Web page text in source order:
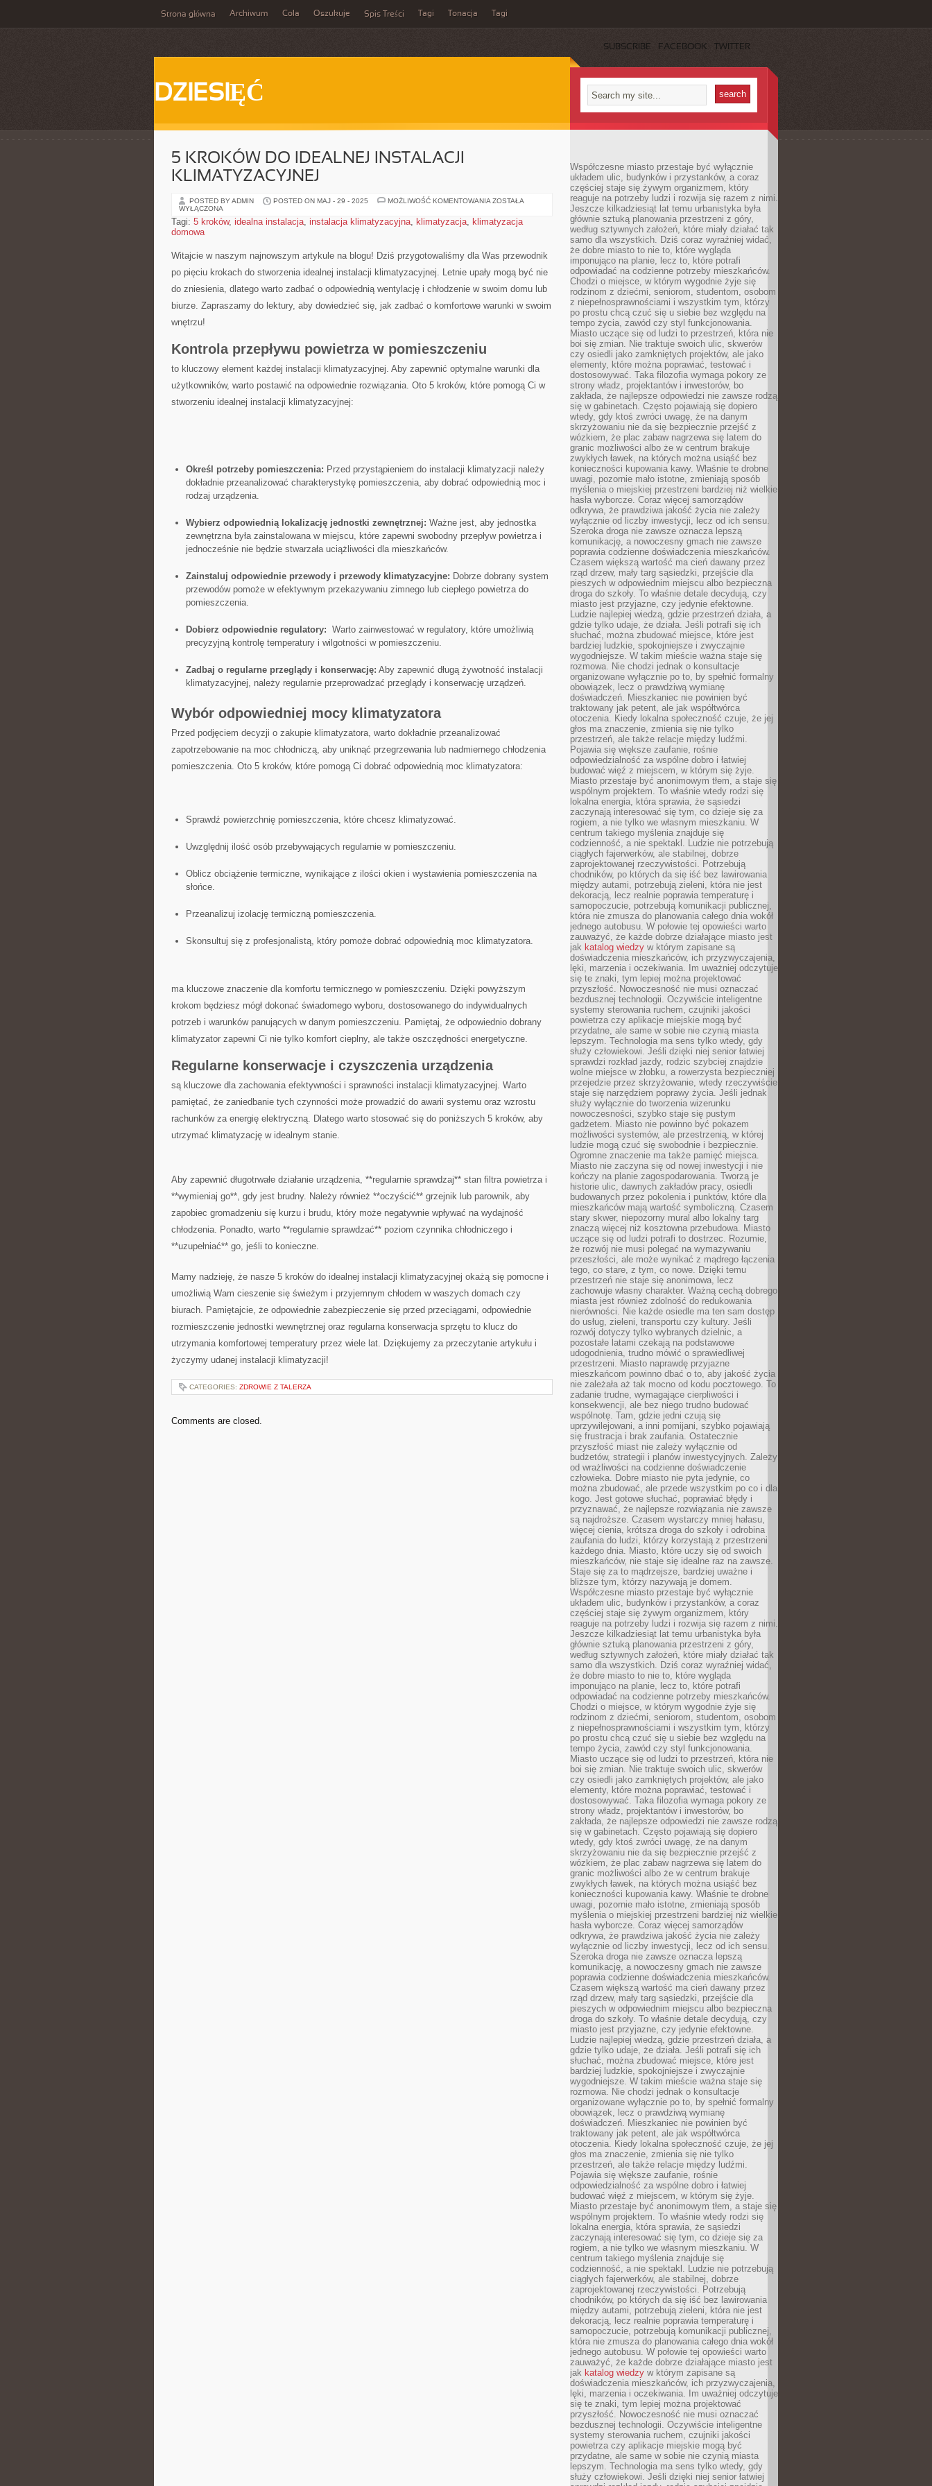
Strona główna Archiwum Cola Oszukuje Spis Treści Tagi Tonacja Tagi
SUBSCRIBE FACEBOOK TWITTER
DZIESIĘĆ
5 KROKÓW DO IDEALNEJ INSTALACJI
KLIMATYZACYJNEJ
POSTED BY ADMIN POSTED ON MAJ - 29 - 2025 MOŻLIWOŚĆ KOMENTOWANIA 5
IDEALNEJ
ZOSTAŁA
WYŁĄCZONA
Tagi: 5 kroków, idealna instalacja, instalacja klimatyzacyjna, klimatyzacja, klimatyzacja
domowa
Witajcie w naszym ​najnowszym artykule na blogu! Dziś⁤ przygotowaliśmy dla Was przewodnik
po pięciu krokach do stworzenia idealnej instalacji klimatyzacyjnej. Letnie ⁢upały mogą być nie⁣
do zniesienia, dlatego warto zadbać o odpowiednią wentylację i chłodzenie w swoim domu lub
biurze. Zapraszamy do lektury,⁢ aby dowiedzieć ​się, jak zadbać o komfortowe warunki w⁢ swoim
wnętrzu!
Kontrola przepływu powietrza w pomieszczeniu
⁢to kluczowy ⁣element każdej instalacji klimatyzacyjnej. Aby​ zapewnić optymalne⁢ warunki dla
użytkowników, warto postawić na odpowiednie rozwiązania. Oto‍ 5 kroków,‍ które pomogą Ci w
stworzeniu idealnej instalacji klimatyzacyjnej:
Określ ‍potrzeby pomieszczenia: Przed przystąpieniem do instalacji klimatyzacji ⁤należy
dokładnie przeanalizować charakterystykę pomieszczenia, aby dobrać odpowiednią moc⁢ i
rodzaj urządzenia.
Wybierz​ odpowiednią lokalizację jednostki zewnętrznej: Ważne jest, aby jednostka
zewnętrzna ‍była zainstalowana w miejscu, które ⁢zapewni swobodny przepływ powietrza i
jednocześnie nie będzie stwarzała uciążliwości dla mieszkańców.
Zainstaluj odpowiednie przewody i przewody klimatyzacyjne: Dobrze⁢ dobrany system
przewodów pomoże⁣ w efektywnym przekazywaniu zimnego lub ​ciepłego powietrza do
pomieszczenia.
Dobierz odpowiednie regulatory: ‍ Warto zainwestować w regulatory, które umożliwią
precyzyjną kontrolę ‌temperatury i wilgotności w⁤ pomieszczeniu.
Zadbaj⁣ o regularne przeglądy i konserwację: Aby zapewnić długą żywotność instalacji
klimatyzacyjnej, należy regularnie przeprowadzać‌ przeglądy i konserwację urządzeń.
Wybór odpowiedniej⁤ mocy‌ klimatyzatora
Przed podjęciem decyzji o zakupie klimatyzatora, warto dokładnie przeanalizować
⁤zapotrzebowanie na moc chłodniczą, ‌aby ​uniknąć ​przegrzewania lub nadmiernego​ chłodzenia
pomieszczenia.⁢ Oto 5 kroków, które ‍pomogą Ci dobrać odpowiednią​ moc klimatyzatora:
Sprawdź powierzchnię pomieszczenia, które chcesz klimatyzować.
Uwzględnij ilość osób przebywających regularnie w pomieszczeniu.
Oblicz obciążenie termiczne, wynikające z ilości okien i wystawienia pomieszczenia​ na
słońce.
Przeanalizuj izolację termiczną pomieszczenia.
Skonsultuj się z⁤ profesjonalistą, który pomoże dobrać odpowiednią ‌moc klimatyzatora.
ma kluczowe znaczenie dla komfortu termicznego ⁢w pomieszczeniu. Dzięki powyższym
krokom będziesz mógł dokonać⁢ świadomego ​wyboru, dostosowanego do indywidualnych
⁤potrzeb ​i warunków panujących w danym pomieszczeniu. Pamiętaj, że odpowiednio ⁤dobrany
⁢klimatyzator zapewni Ci ‍nie ‌tylko komfort cieplny, ale także oszczędności energetyczne.
Regularne konserwacje i czyszczenia ‌urządzenia
są ‍kluczowe⁢ dla zachowania efektywności i sprawności instalacji klimatyzacyjnej. Warto
pamiętać, ‌że zaniedbanie tych czynności może prowadzić do awarii systemu oraz wzrostu
rachunków⁢ za energię elektryczną. Dlatego warto⁢ stosować się do poniższych 5 kroków, aby
utrzymać klimatyzację w idealnym stanie.
Aby zapewnić długotrwałe⁣ działanie urządzenia,⁣ **regularnie sprawdzaj** stan filtra powietrza i
⁢**wymieniaj go**, gdy jest brudny. Należy również **oczyścić** grzejnik lub parownik, aby
zapobiec gromadzeniu⁤ się ‌kurzu i brudu,⁢ który może negatywnie wpływać na wydajność
chłodzenia. Ponadto, warto **regularnie sprawdzać** poziom czynnika chłodniczego i
‌**uzupełniać** go, ​jeśli to konieczne.
Mamy nadzieję, że nasze 5 kroków ​do idealnej instalacji⁤ klimatyzacyjnej⁤ okażą się‍ pomocne​ i
umożliwią⁤ Wam cieszenie⁤ się świeżym i przyjemnym chłodem w waszych domach​ czy
biurach. Pamiętajcie, że odpowiednie zabezpieczenie się przed przeciągami, odpowiednie
rozmieszczenie jednostki wewnętrznej oraz⁣ regularna konserwacja sprzętu to klucz do
utrzymania komfortowej ⁢temperatury ​przez wiele lat.‍ Dziękujemy ‌za przeczytanie artykułu i
życzymy udanej instalacji klimatyzacji!
CATEGORIES: ZDROWIE Z TALERZA
Comments are closed.
Współczesne miasto przestaje być wyłącznie
układem ulic, budynków i przystanków, a coraz
częściej staje się żywym organizmem, który
reaguje na potrzeby ludzi i rozwija się razem z nimi.
Jeszcze kilkadziesiąt lat temu urbanistyka była
głównie sztuką planowania przestrzeni z góry,
według sztywnych założeń, które miały działać tak
samo dla wszystkich. Dziś coraz wyraźniej widać,
że dobre miasto to nie to, które wygląda
imponująco na planie, lecz to, które potrafi
odpowiadać na codzienne potrzeby mieszkańców.
Chodzi o miejsce, w którym wygodnie żyje się
rodzinom z dziećmi, seniorom, studentom, osobom
z niepełnosprawnościami i wszystkim tym, którzy
po prostu chcą czuć się u siebie bez względu na
tempo życia, zawód czy styl funkcjonowania.
Miasto uczące się od ludzi to przestrzeń, która nie
boi się zmian. Nie traktuje swoich ulic, skwerów
czy osiedli jako zamkniętych projektów, ale jako
elementy, które można poprawiać, testować i
dostosowywać. Taka filozofia wymaga pokory ze
strony władz, projektantów i inwestorów, bo
zakłada, że najlepsze odpowiedzi nie zawsze rodzą
się w gabinetach. Często pojawiają się dopiero
wtedy, gdy ktoś zwróci uwagę, że na danym
skrzyżowaniu nie da się bezpiecznie przejść z
wózkiem, że plac zabaw nagrzewa się latem do
granic możliwości albo że w centrum brakuje
zwykłych ławek, na których można usiąść bez
konieczności kupowania kawy. Właśnie te drobne
uwagi, pozornie mało istotne, zmieniają sposób
myślenia o miejskiej przestrzeni bardziej niż wielkie
hasła wyborcze. Coraz więcej samorządów
odkrywa, że prawdziwa jakość życia nie zależy
wyłącznie od liczby inwestycji, lecz od ich sensu.
Szeroka droga nie zawsze oznacza lepszą
komunikację, a nowoczesny gmach nie zawsze
poprawia codzienne doświadczenia mieszkańców.
Czasem większą wartość ma cień dawany przez
rząd drzew, mały targ sąsiedzki, przejście dla
pieszych w odpowiednim miejscu albo bezpieczna
droga do szkoły. To właśnie detale decydują, czy
miasto jest przyjazne, czy jedynie efektowne.
Ludzie najlepiej wiedzą, gdzie przestrzeń działa, a
gdzie tylko udaje, że działa. Jeśli potrafi się ich
słuchać, można zbudować miejsce, które jest
bardziej ludzkie, spokojniejsze i zwyczajnie
wygodniejsze. W takim mieście ważna staje się
rozmowa. Nie chodzi jednak o konsultacje
organizowane wyłącznie po to, by spełnić formalny
obowiązek, lecz o prawdziwą wymianę
doświadczeń. Mieszkaniec nie powinien być
traktowany jak petent, ale jak współtwórca
otoczenia. Kiedy lokalna społeczność czuje, że jej
głos ma znaczenie, zmienia się nie tylko
przestrzeń, ale także relacje między ludźmi.
Pojawia się większe zaufanie, rośnie
odpowiedzialność za wspólne dobro i łatwiej
budować więź z miejscem, w którym się żyje.
Miasto przestaje być anonimowym tłem, a staje się
wspólnym projektem. To właśnie wtedy rodzi się
lokalna energia, która sprawia, że sąsiedzi
zaczynają interesować się tym, co dzieje się za
rogiem, a nie tylko we własnym mieszkaniu. W
centrum takiego myślenia znajduje się
codzienność, a nie spektakl. Ludzie nie potrzebują
ciągłych fajerwerków, ale stabilnej, dobrze
zaprojektowanej rzeczywistości. Potrzebują
chodników, po których da się iść bez lawirowania
między autami, potrzebują zieleni, która nie jest
dekoracją, lecz realnie poprawia temperaturę i
samopoczucie, potrzebują komunikacji publicznej,
która nie zmusza do planowania całego dnia wokół
jednego autobusu. W połowie tej opowieści warto
zauważyć, że każde dobrze działające miasto jest
jak katalog wiedzy w którym zapisane są
doświadczenia mieszkańców, ich przyzwyczajenia,
lęki, marzenia i oczekiwania. Im uważniej odczytuje
się te znaki, tym lepiej można projektować
przyszłość. Nowoczesność nie musi oznaczać
bezdusznej technologii. Oczywiście inteligentne
systemy sterowania ruchem, czujniki jakości
powietrza czy aplikacje miejskie mogą być
przydatne, ale same w sobie nie czynią miasta
lepszym. Technologia ma sens tylko wtedy, gdy
służy człowiekowi. Jeśli dzięki niej senior łatwiej
sprawdzi rozkład jazdy, rodzic szybciej znajdzie
wolne miejsce w żłobku, a rowerzysta bezpieczniej
przejedzie przez skrzyżowanie, wtedy rzeczywiście
staje się narzędziem poprawy życia. Jeśli jednak
służy wyłącznie do tworzenia wizerunku
nowoczesności, szybko staje się pustym
gadżetem. Miasto nie powinno być pokazem
możliwości systemów, ale przestrzenią, w której
ludzie mogą czuć się swobodnie i bezpiecznie.
Ogromne znaczenie ma także pamięć miejsca.
Miasto nie zaczyna się od nowej inwestycji i nie
kończy na planie zagospodarowania. Tworzą je
historie ulic, dawnych zakładów pracy, osiedli
budowanych przez pokolenia i punktów, które dla
mieszkańców mają wartość symboliczną. Czasem
stary skwer, niepozorny mural albo lokalny targ
znaczą więcej niż kosztowna przebudowa. Miasto
uczące się od ludzi potrafi to dostrzec. Rozumie,
że rozwój nie musi polegać na wymazywaniu
przeszłości, ale może wynikać z mądrego łączenia
tego, co stare, z tym, co nowe. Dzięki temu
przestrzeń nie staje się anonimowa, lecz
zachowuje własny charakter. Ważną cechą dobrego
miasta jest również zdolność do redukowania
nierówności. Nie każde osiedle ma ten sam dostęp
do usług, zieleni, transportu czy kultury. Jeśli
rozwój dotyczy tylko wybranych dzielnic, a
pozostałe latami czekają na podstawowe
udogodnienia, trudno mówić o sprawiedliwej
przestrzeni. Miasto naprawdę przyjazne
mieszkańcom powinno dbać o to, aby jakość życia
nie zależała aż tak mocno od kodu pocztowego. To
zadanie trudne, wymagające cierpliwości i
konsekwencji, ale bez niego trudno budować
wspólnotę. Tam, gdzie jedni czują się
uprzywilejowani, a inni pomijani, szybko pojawiają
się frustracja i brak zaufania. Ostatecznie
przyszłość miast nie zależy wyłącznie od
budżetów, strategii i planów inwestycyjnych. Zależy
od wrażliwości na codzienne doświadczenie
człowieka. Dobre miasto nie pyta jedynie, co
można zbudować, ale przede wszystkim po co i dla
kogo. Jest gotowe słuchać, poprawiać błędy i
przyznawać, że najlepsze rozwiązania nie zawsze
są najdroższe. Czasem wystarczy mniej hałasu,
więcej cienia, krótsza droga do szkoły i odrobina
zaufania do ludzi, którzy korzystają z przestrzeni
każdego dnia. Miasto, które uczy się od swoich
mieszkańców, nie staje się idealne raz na zawsze.
Staje się za to mądrzejsze, bardziej uważne i
bliższe tym, którzy nazywają je domem.
Współczesne miasto przestaje być wyłącznie
układem ulic, budynków i przystanków, a coraz
częściej staje się żywym organizmem, który
reaguje na potrzeby ludzi i rozwija się razem z nimi.
Jeszcze kilkadziesiąt lat temu urbanistyka była
głównie sztuką planowania przestrzeni z góry,
według sztywnych założeń, które miały działać tak
samo dla wszystkich. Dziś coraz wyraźniej widać,
że dobre miasto to nie to, które wygląda
imponująco na planie, lecz to, które potrafi
odpowiadać na codzienne potrzeby mieszkańców.
Chodzi o miejsce, w którym wygodnie żyje się
rodzinom z dziećmi, seniorom, studentom, osobom
z niepełnosprawnościami i wszystkim tym, którzy
po prostu chcą czuć się u siebie bez względu na
tempo życia, zawód czy styl funkcjonowania.
Miasto uczące się od ludzi to przestrzeń, która nie
boi się zmian. Nie traktuje swoich ulic, skwerów
czy osiedli jako zamkniętych projektów, ale jako
elementy, które można poprawiać, testować i
dostosowywać. Taka filozofia wymaga pokory ze
strony władz, projektantów i inwestorów, bo
zakłada, że najlepsze odpowiedzi nie zawsze rodzą
się w gabinetach. Często pojawiają się dopiero
wtedy, gdy ktoś zwróci uwagę, że na danym
skrzyżowaniu nie da się bezpiecznie przejść z
wózkiem, że plac zabaw nagrzewa się latem do
granic możliwości albo że w centrum brakuje
zwykłych ławek, na których można usiąść bez
konieczności kupowania kawy. Właśnie te drobne
uwagi, pozornie mało istotne, zmieniają sposób
myślenia o miejskiej przestrzeni bardziej niż wielkie
hasła wyborcze. Coraz więcej samorządów
odkrywa, że prawdziwa jakość życia nie zależy
wyłącznie od liczby inwestycji, lecz od ich sensu.
Szeroka droga nie zawsze oznacza lepszą
komunikację, a nowoczesny gmach nie zawsze
poprawia codzienne doświadczenia mieszkańców.
Czasem większą wartość ma cień dawany przez
rząd drzew, mały targ sąsiedzki, przejście dla
pieszych w odpowiednim miejscu albo bezpieczna
droga do szkoły. To właśnie detale decydują, czy
miasto jest przyjazne, czy jedynie efektowne.
Ludzie najlepiej wiedzą, gdzie przestrzeń działa, a
gdzie tylko udaje, że działa. Jeśli potrafi się ich
słuchać, można zbudować miejsce, które jest
bardziej ludzkie, spokojniejsze i zwyczajnie
wygodniejsze. W takim mieście ważna staje się
rozmowa. Nie chodzi jednak o konsultacje
organizowane wyłącznie po to, by spełnić formalny
obowiązek, lecz o prawdziwą wymianę
doświadczeń. Mieszkaniec nie powinien być
traktowany jak petent, ale jak współtwórca
otoczenia. Kiedy lokalna społeczność czuje, że jej
głos ma znaczenie, zmienia się nie tylko
przestrzeń, ale także relacje między ludźmi.
Pojawia się większe zaufanie, rośnie
odpowiedzialność za wspólne dobro i łatwiej
budować więź z miejscem, w którym się żyje.
Miasto przestaje być anonimowym tłem, a staje się
wspólnym projektem. To właśnie wtedy rodzi się
lokalna energia, która sprawia, że sąsiedzi
zaczynają interesować się tym, co dzieje się za
rogiem, a nie tylko we własnym mieszkaniu. W
centrum takiego myślenia znajduje się
codzienność, a nie spektakl. Ludzie nie potrzebują
ciągłych fajerwerków, ale stabilnej, dobrze
zaprojektowanej rzeczywistości. Potrzebują
chodników, po których da się iść bez lawirowania
między autami, potrzebują zieleni, która nie jest
dekoracją, lecz realnie poprawia temperaturę i
samopoczucie, potrzebują komunikacji publicznej,
która nie zmusza do planowania całego dnia wokół
jednego autobusu. W połowie tej opowieści warto
zauważyć, że każde dobrze działające miasto jest
jak katalog wiedzy w którym zapisane są
doświadczenia mieszkańców, ich przyzwyczajenia,
lęki, marzenia i oczekiwania. Im uważniej odczytuje
się te znaki, tym lepiej można projektować
przyszłość. Nowoczesność nie musi oznaczać
bezdusznej technologii. Oczywiście inteligentne
systemy sterowania ruchem, czujniki jakości
powietrza czy aplikacje miejskie mogą być
przydatne, ale same w sobie nie czynią miasta
lepszym. Technologia ma sens tylko wtedy, gdy
służy człowiekowi. Jeśli dzięki niej senior łatwiej